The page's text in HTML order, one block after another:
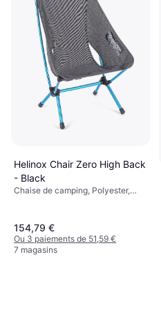
Helinox Chair Zero High Back
- Black
Chaise de camping, Polyester,
154,79 €
Ou 3 paiements de 51,59 €
7 magasins